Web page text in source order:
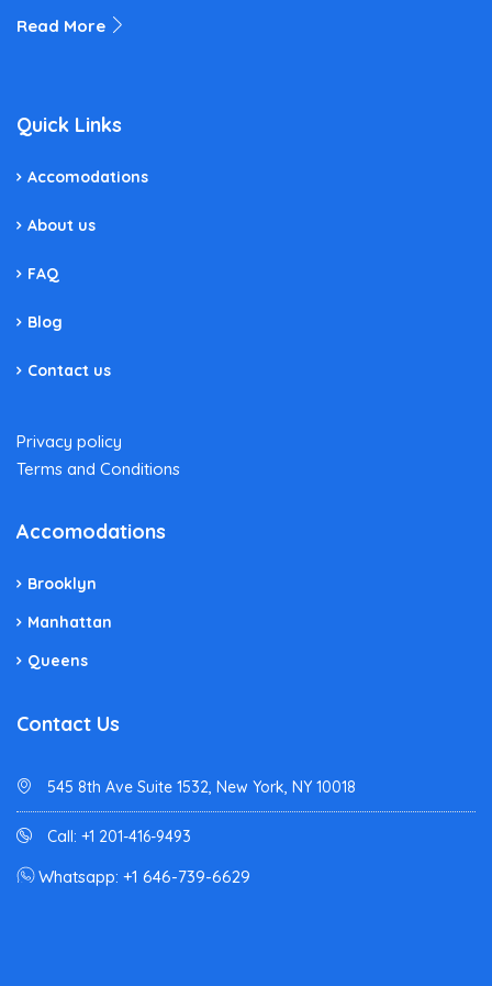
Read More
Quick Links
Accomodations
About us
FAQ
Blog
Contact us
Privacy policy
Terms and Conditions
Accomodations
Brooklyn
Manhattan
Queens
Contact Us
545 8th Ave Suite 1532, New York, NY 10018
Call: +1 201-416-9493
Whatsapp: +1 646-739-6629